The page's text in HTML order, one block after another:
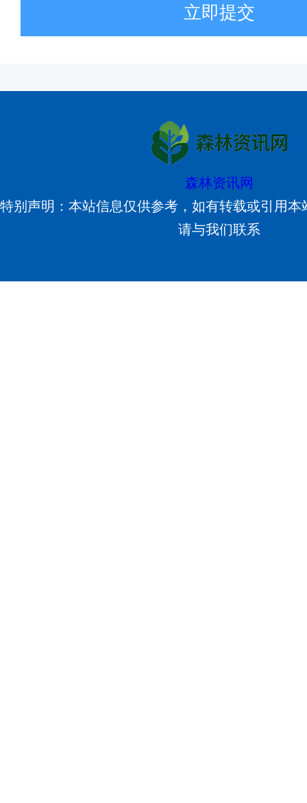
立即提交
森林资讯网
特别声明：本站信息仅供参考，如有转载或引用
请与我们联系